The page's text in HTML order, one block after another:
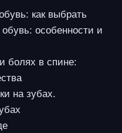
как выбрать
особенности и
болях в спине:
на зубах.